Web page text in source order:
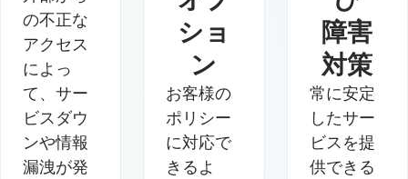
の不正な
アクセス
によっ
て、サー
ビスダウ
ンや情報
漏洩が発
ショ
ン
お客様の
ポリシー
に対応で
きるよ
障害
対策
常に安定
したサー
ビスを提
供できる